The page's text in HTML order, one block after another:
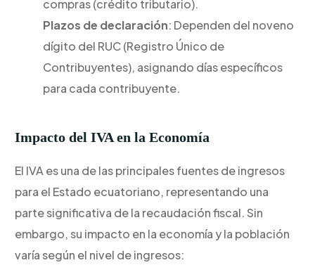
compras (crédito tributario).
Plazos de declaración: Dependen del noveno
dígito del RUC (Registro Único de
Contribuyentes), asignando días específicos
para cada contribuyente.
Impacto del IVA en la Economía
El IVA es una de las principales fuentes de ingresos
para el Estado ecuatoriano, representando una
parte significativa de la recaudación fiscal. Sin
embargo, su impacto en la economía y la población
varía según el nivel de ingresos: